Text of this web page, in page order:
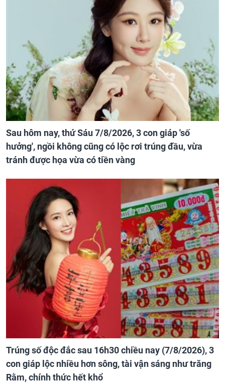
Sau hôm nay, thứ Sáu 7/8/2026, 3 con giáp 'số
hưởng', ngồi không cũng có lộc rơi trúng đầu, vừa
tránh được họa vừa có tiền vàng
Trúng số độc đắc sau 16h30 chiều nay (7/8/2026), 3
con giáp lộc nhiều hơn sông, tài vận sáng như trăng
Rằm, chính thức hết khổ